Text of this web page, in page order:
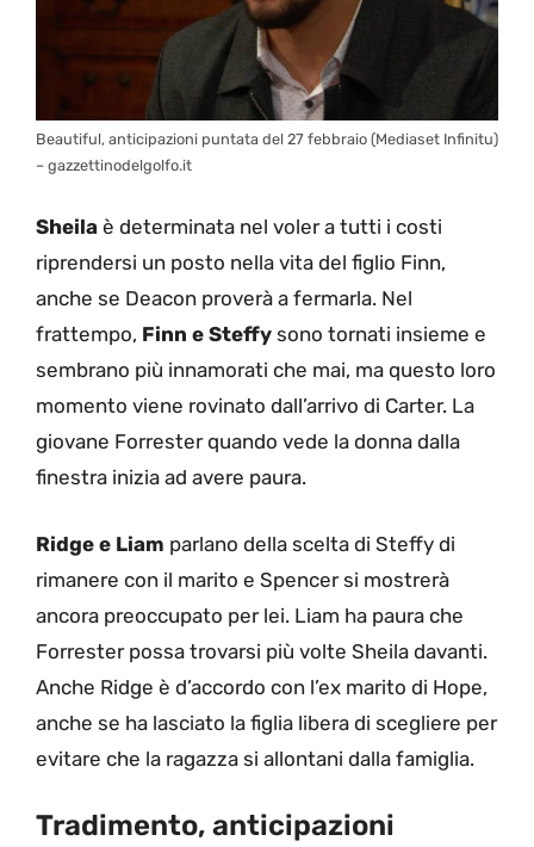
Beautiful, anticipazioni puntata del 27 febbraio (Mediaset Infinitu)
– gazzettinodelgolfo.it
Sheila è determinata nel voler a tutti i costi
riprendersi un posto nella vita del figlio Finn,
anche se Deacon proverà a fermarla. Nel
frattempo, Finn e Steffy sono tornati insieme e
sembrano più innamorati che mai, ma questo loro
momento viene rovinato dall’arrivo di Carter. La
giovane Forrester quando vede la donna dalla
finestra inizia ad avere paura.
Ridge e Liam parlano della scelta di Steffy di
rimanere con il marito e Spencer si mostrerà
ancora preoccupato per lei. Liam ha paura che
Forrester possa trovarsi più volte Sheila davanti.
Anche Ridge è d’accordo con l’ex marito di Hope,
anche se ha lasciato la figlia libera di scegliere per
evitare che la ragazza si allontani dalla famiglia.
Tradimento, anticipazioni